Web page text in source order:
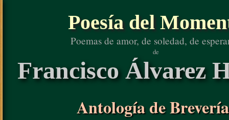
Poesía del
Poemas de amor, de soledad, de
de
Francisco Álvarez
Antología de